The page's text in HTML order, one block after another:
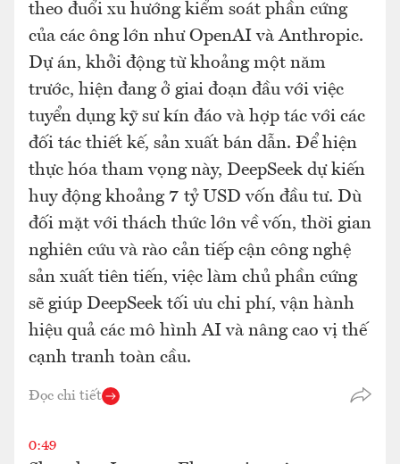
theo đuổi xu hướng kiểm soát phần cứng
của các ông lớn như OpenAI và Anthropic.
Dự án, khởi động từ khoảng một năm
trước, hiện đang ở giai đoạn đầu với việc
tuyển dụng kỹ sư kín đáo và hợp tác với các
đối tác thiết kế, sản xuất bán dẫn. Để hiện
thực hóa tham vọng này, DeepSeek dự kiến
huy động khoảng 7 tỷ USD vốn đầu tư. Dù
đối mặt với thách thức lớn về vốn, thời gian
nghiên cứu và rào cản tiếp cận công nghệ
sản xuất tiên tiến, việc làm chủ phần cứng
sẽ giúp DeepSeek tối ưu chi phí, vận hành
hiệu quả các mô hình AI và nâng cao vị thế
cạnh tranh toàn cầu.
Đọc chi tiết
0:49